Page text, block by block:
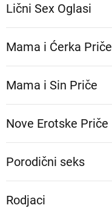
Lični Sex Oglasi
Mama i Ćerka Priče
Mama i Sin Priče
Nove Erotske Priče
Porodični seks
Rodjaci